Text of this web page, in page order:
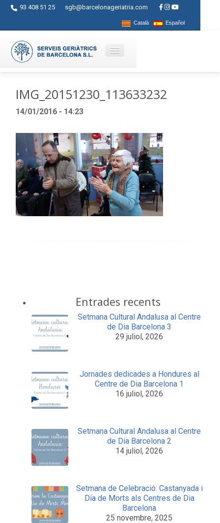
93 408 51 25 sgb@barcelonageriatria.com
Català Español
Serveis
Centres
Ajuts
Contacte
IMG_20151230_113633232
14/01/2016 - 14:23
Entrades recents
Setmana Cultural Andalusa al Centre
de Dia Barcelona 3
29 juliol, 2026
Jornades dedicades a Hondures al
Centre de Dia Barcelona 1
16 juliol, 2026
Setmana Cultural Andalusa al Centre
de Dia Barcelona 2
14 juliol, 2026
Setmana de Celebració: Castanyada i
Dia de Morts als Centres de Dia
Barcelona
25 novembre, 2025